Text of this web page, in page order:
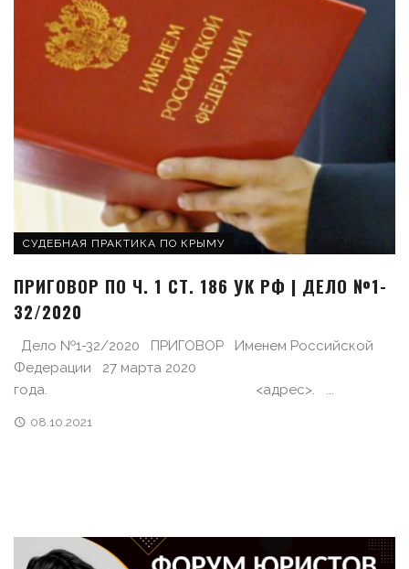
СУДЕБНАЯ ПРАКТИКА ПО КРЫМУ
ПРИГОВОР ПО Ч. 1 СТ. 186 УК РФ | ДЕЛО №1-
32/2020
Дело №1-32/2020 ПРИГОВОР Именем Российской
Федерации 27 марта 2020
года. <адрес>. ...
08.10.2021